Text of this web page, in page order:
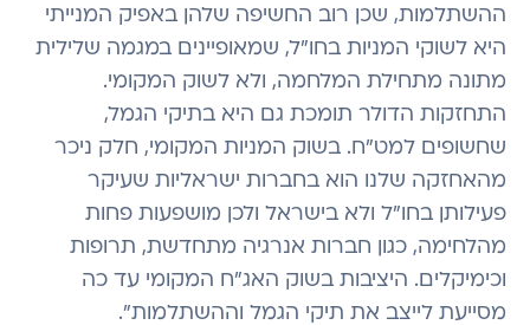
ההשתלמות, שכן רוב החשיפה שלהן באפיק המנייתי
היא לשוקי המניות בחו”ל, שמאופיינים במגמה שלילית
מתונה מתחילת המלחמה, ולא לשוק המקומי.
התחזקות הדולר תומכת גם היא בתיקי הגמל,
שחשופים למט”ח. בשוק המניות המקומי, חלק ניכר
מהאחזקה שלנו הוא בחברות ישראליות שעיקר
פעילותן בחו”ל ולא בישראל ולכן מושפעות פחות
מהלחימה, כגון חברות אנרגיה מתחדשת, תרופות
וכימיקלים. היציבות בשוק האג”ח המקומי עד כה
מסייעת לייצב את תיקי הגמל וההשתלמות".